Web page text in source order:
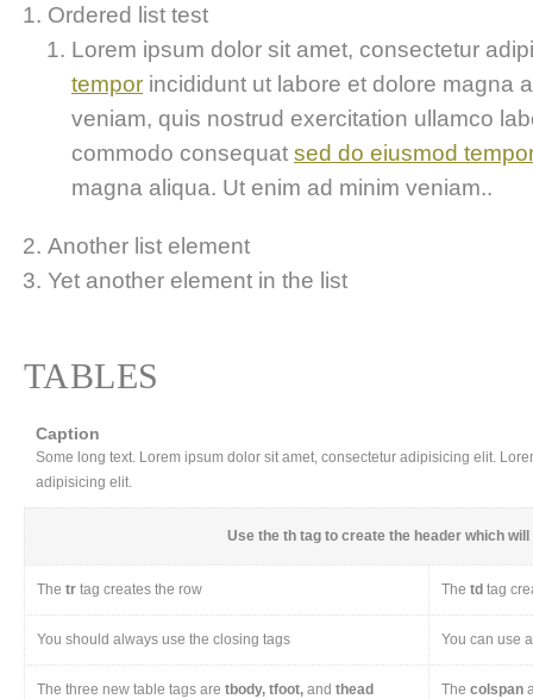
Ordered list test
Lorem ipsum dolor sit amet, consectetur
tempor incididunt ut labore et dolore magna
veniam, quis nostrud exercitation ullamco
commodo consequat sed do eiusmod
magna aliqua. Ut enim ad minim veniam..
Another list element
Yet another element in the list
TABLES
Caption
Some long text. Lorem ipsum dolor sit amet, consectetur adipisicing elit.
adipisicing elit.
Use the th tag to create the header which
The tr tag creates the row The td tag
You should always use the closing tags You can use
The three new table tags are tbody, tfoot, and thead The colspan